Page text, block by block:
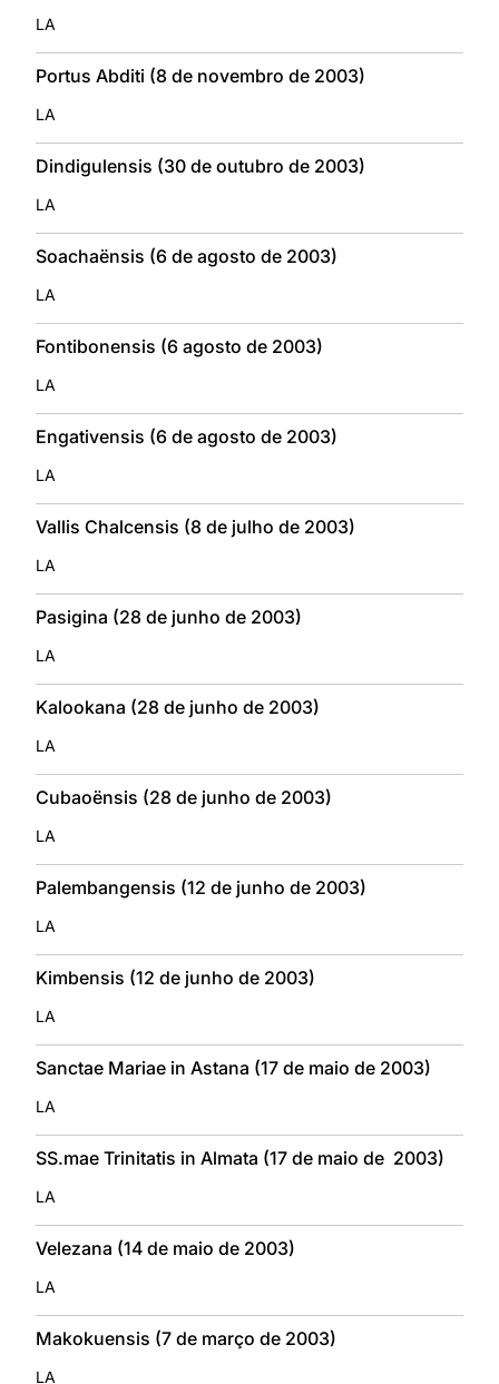
LA
Portus Abditi (8 de novembro de 2003)
LA
Dindigulensis (30 de outubro de 2003)
LA
Soachaënsis (6 de agosto de 2003)
LA
Fontibonensis (6 agosto de 2003)
LA
Engativensis (6 de agosto de 2003)
LA
Vallis Chalcensis (8 de julho de 2003)
LA
Pasigina (28 de junho de 2003)
LA
Kalookana (28 de junho de 2003)
LA
Cubaoënsis (28 de junho de 2003)
LA
Palembangensis (12 de junho de 2003)
LA
Kimbensis (12 de junho de 2003)
LA
Sanctae Mariae in Astana (17 de maio de 2003)
LA
SS.mae Trinitatis in Almata (17 de maio de 2003)
LA
Velezana (14 de maio de 2003)
LA
Makokuensis (7 de março de 2003)
LA